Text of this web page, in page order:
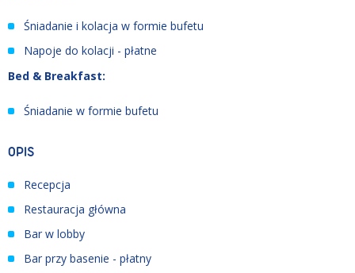
Śniadanie i kolacja w formie bufetu
Napoje do kolacji - płatne
Bed & Breakfast:
Śniadanie w formie bufetu
OPIS
Recepcja
Restauracja główna
Bar w lobby
Bar przy basenie - płatny